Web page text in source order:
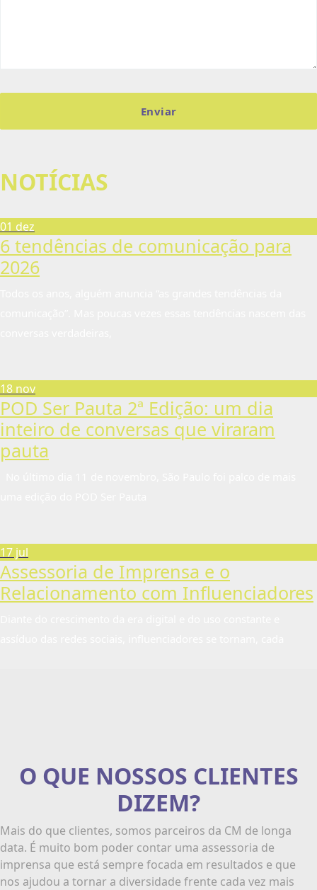
NOTÍCIAS
01 dez
6 tendências de comunicação para
2026
18 nov
POD Ser Pauta 2ª Edição: um dia
inteiro de conversas que viraram
pauta
17 jul
Assessoria de Imprensa e o
Relacionamento com Influenciadores
O QUE NOSSOS CLIENTES
DIZEM?
Mais do que clientes, somos parceiros da CM de longa
data. É muito bom poder contar uma assessoria de
imprensa que está sempre focada em resultados e que
nos ajudou a tornar a diversidade frente cada vez mais